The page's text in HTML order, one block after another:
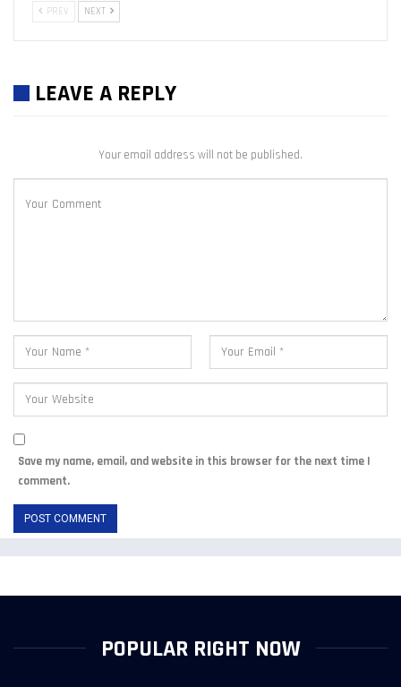
PREV NEXT
LEAVE A REPLY
Your email address will not be published.
Save my name, email, and website in this browser for the next time I
comment.
POPULAR RIGHT NOW